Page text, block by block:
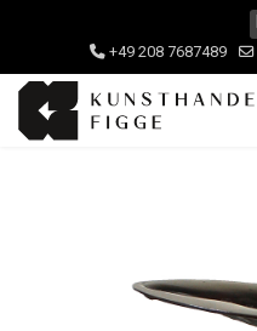
+49 208 7687489